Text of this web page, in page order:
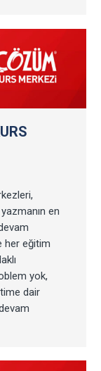
en
her eğitim
yok,
dair